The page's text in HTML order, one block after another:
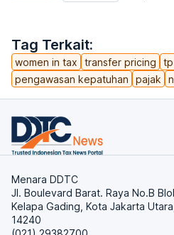
Tag Terkait:
women in tax transfer pricing
pengawasan kepatuhan
pajak
Menara DDTC
Jl. Boulevard Barat. Raya No.B
Kelapa Gading, Kota Jakarta
14240